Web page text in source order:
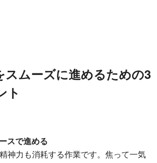
スムーズに進めるための3
ト
スで進める
神力も消耗する作業です。 焦って一気